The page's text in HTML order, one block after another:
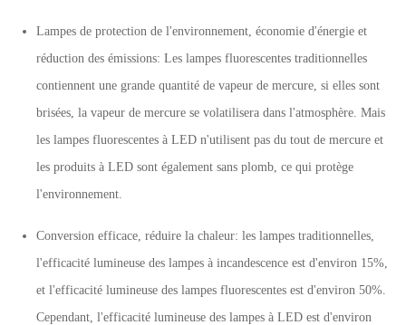
Lampes de protection de l'environnement, économie d'énergie et
réduction des émissions: Les lampes fluorescentes traditionnelles
contiennent une grande quantité de vapeur de mercure, si elles sont
brisées, la vapeur de mercure se volatilisera dans l'atmosphère. Mais
les lampes fluorescentes à LED n'utilisent pas du tout de mercure et
les produits à LED sont également sans plomb, ce qui protège
l'environnement.
Conversion efficace, réduire la chaleur: les lampes traditionnelles,
l'efficacité lumineuse des lampes à incandescence est d'environ 15%,
et l'efficacité lumineuse des lampes fluorescentes est d'environ 50%.
Cependant, l'efficacité lumineuse des lampes à LED est d'environ